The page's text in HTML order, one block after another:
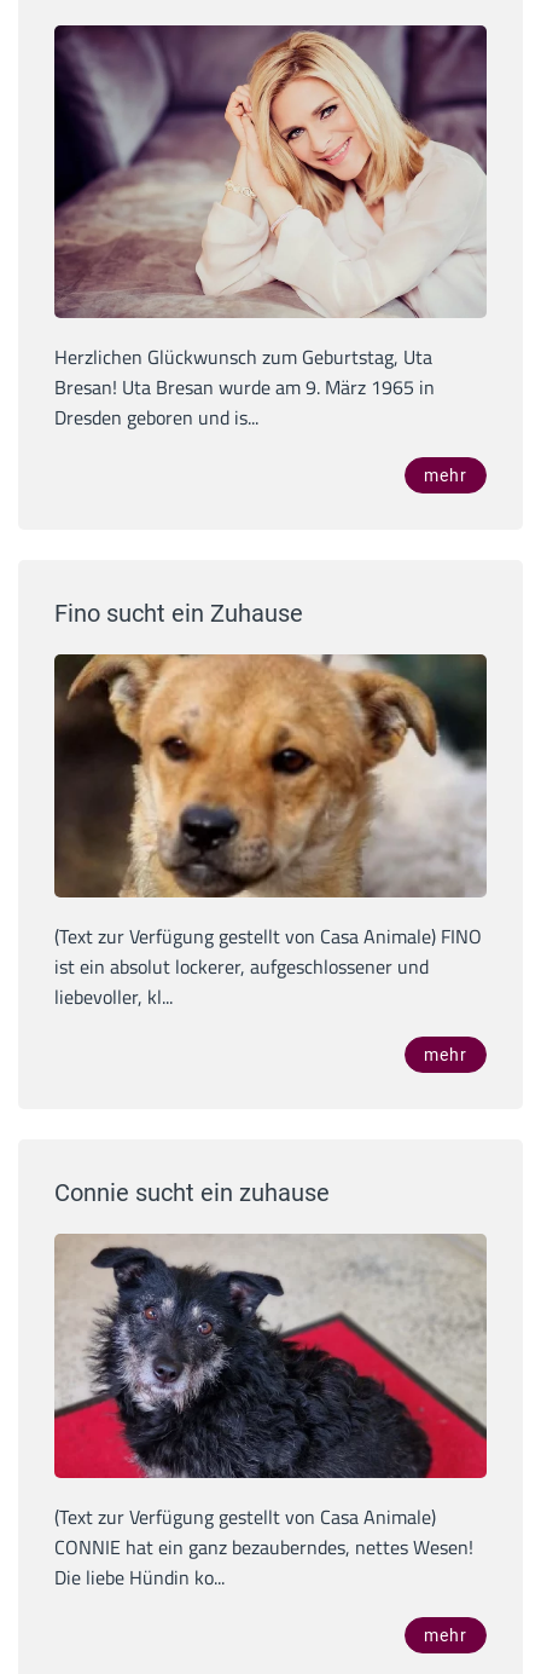
Herzlichen Glückwunsch zum Geburtstag, Uta
Bresan! Uta Bresan wurde am 9. März 1965 in
Dresden geboren und is...
mehr
Fino sucht ein Zuhause
(Text zur Verfügung gestellt von Casa Animale) FINO
ist ein absolut lockerer, aufgeschlossener und
liebevoller, kl...
mehr
Connie sucht ein zuhause
(Text zur Verfügung gestellt von Casa Animale)
CONNIE hat ein ganz bezauberndes, nettes Wesen!
Die liebe Hündin ko...
mehr